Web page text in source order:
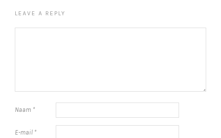
LEAVE A REPLY
Naam *
E-mail *